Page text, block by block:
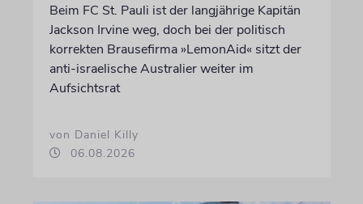
Beim FC St. Pauli ist der langjährige Kapitän
Jackson Irvine weg, doch bei der politisch
korrekten Brausefirma »LemonAid« sitzt der
anti-israelische Australier weiter im
Aufsichtsrat
von Daniel Killy
06.08.2026